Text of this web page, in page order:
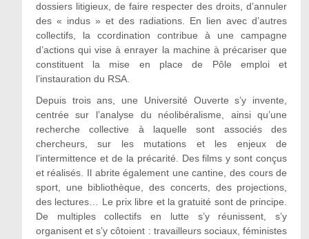
dossiers litigieux, de faire respecter des droits, d’annuler
des « indus » et des radiations. En lien avec d’autres
collectifs, la ccordination contribue à une campagne
d’actions qui vise à enrayer la machine à précariser que
constituent la mise en place de Pôle emploi et
l’instauration du RSA.
Depuis trois ans, une Université Ouverte s’y invente,
centrée sur l’analyse du néolibéralisme, ainsi qu’une
recherche collective à laquelle sont associés des
chercheurs, sur les mutations et les enjeux de
l’intermittence et de la précarité. Des films y sont conçus
et réalisés. Il abrite également une cantine, des cours de
sport, une bibliothèque, des concerts, des projections,
des lectures… Le prix libre et la gratuité sont de principe.
De multiples collectifs en lutte s’y réunissent, s’y
organisent et s’y côtoient : travailleurs sociaux, féministes